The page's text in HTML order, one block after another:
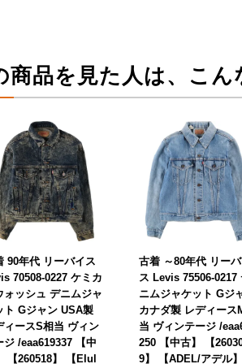
商品を見た人は、こ
90年代 リーバイス
70508-0227 ケミカ
ォッシュ デニムジャ
ト Gジャン USA製
ィースS相当 ヴィン
ジ /eaa619337 【中
【260518】 【Elul
古着 ～80年代 リー
ス Levis 75506-0217
ニムジャケット Gジ
カナダ製 レディース
当 ヴィンテージ /
250 【中古】 【
9】 【ADEL/アデル】